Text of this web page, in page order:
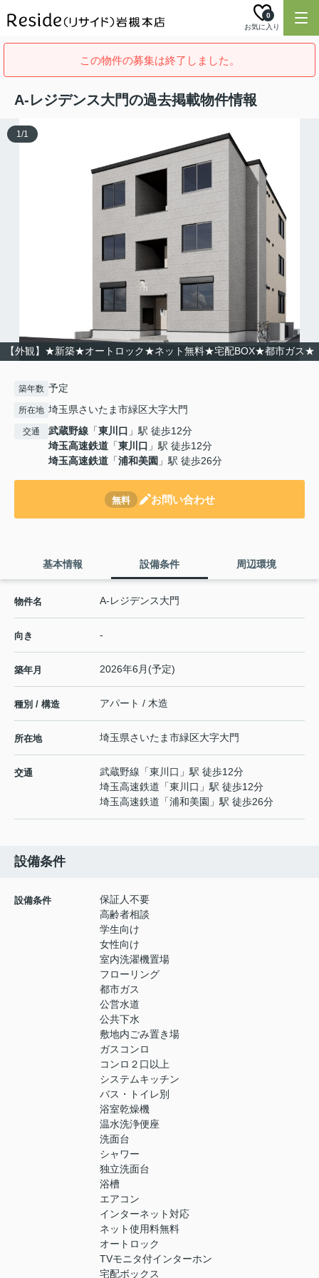
お気に入り
0
この物件の募集は終了しました。
A-レジデンス大門の過去掲載物件情報
【外観】★新築★オートロック★ネット無料★宅配BOX★都市ガス★
1/1
築年数 予定
所在地 埼玉県さいたま市緑区大字大門
交通 武蔵野線 「東川口 」駅 徒歩12分
埼玉高速鉄道 「東川口 」駅 徒歩12分
埼玉高速鉄道 「浦和美園 」駅 徒歩26分
無料 お問い合わせ
基本情報 設備条件 周辺環境
物件名 A-レジデンス大門
向き -
築年月 2026年6月(予定)
種別 / 構造 アパート / 木造
所在地 埼玉県さいたま市緑区大字大門
交通 武蔵野線 「東川口 」駅 徒歩12分
埼玉高速鉄道 「東川口 」駅 徒歩12分
埼玉高速鉄道 「浦和美園 」駅 徒歩26分
設備条件
設備条件
保証人不要
高齢者相談
学生向け
女性向け
室内洗濯機置場
フローリング
都市ガス
公営水道
公共下水
敷地内ごみ置き場
ガスコンロ
コンロ２口以上
システムキッチン
バス・トイレ別
浴室乾燥機
温水洗浄便座
洗面台
シャワー
独立洗面台
浴槽
エアコン
インターネット対応
ネット使用料無料
オートロック
TVモニタ付インターホン
宅配ボックス